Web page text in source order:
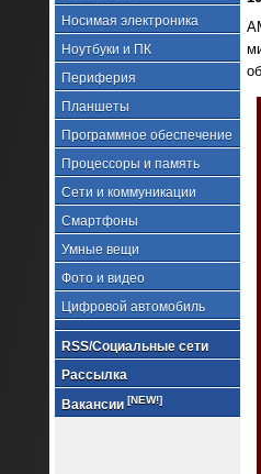
Носимая электроника
Ноутбуки и ПК
Периферия
Планшеты
Программное обеспечение
Процессоры и память
Сети и коммуникации
Смартфоны
Умные вещи
Фото и видео
Цифровой автомобиль
RSS/Социальные сети
Рассылка
Вакансии [NEW!]